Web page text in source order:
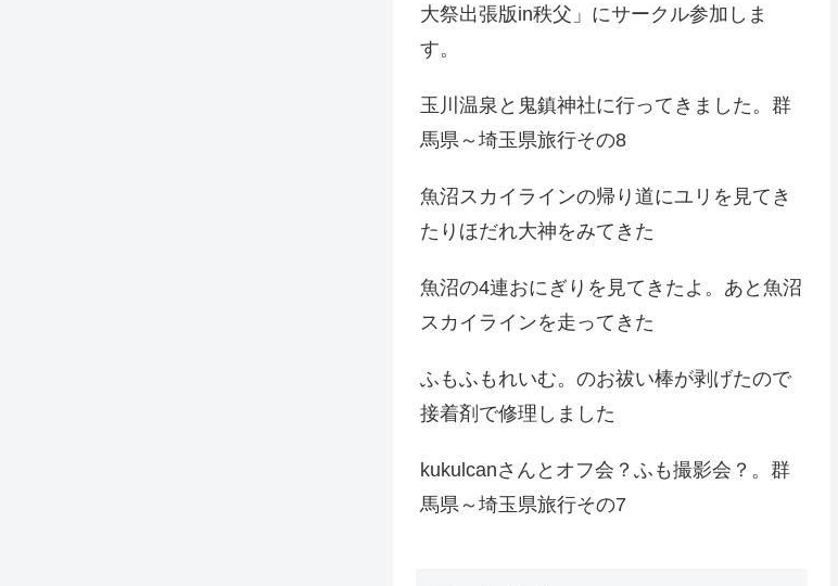
大祭出張版in秩父」にサークル参加しま
す。
玉川温泉と鬼鎮神社に行ってきました。群
馬県～埼玉県旅行その8
魚沼スカイラインの帰り道にユリを見てき
たりほだれ大神をみてきた
魚沼の4連おにぎりを見てきたよ。あと魚沼
スカイラインを走ってきた
ふもふもれいむ。のお祓い棒が剥げたので
接着剤で修理しました
kukulcanさんとオフ会？ふも撮影会？。群
馬県～埼玉県旅行その7